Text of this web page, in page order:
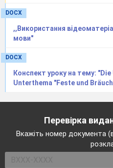
DOCX
,,Використання
мови"
DOCX
Конспект уроку на тему:
Unterthema "Feste und
Перевірка
Вкажіть номер документа